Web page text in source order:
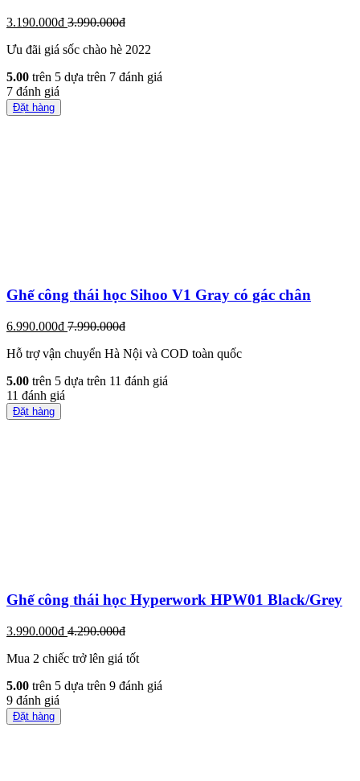
3.190.000đ 3.990.000đ
Ưu đãi giá sốc chào hè 2022
5.00 trên 5 dựa trên 7 đánh giá
7 đánh giá
Đặt hàng
Ghế công thái học Sihoo V1 Gray có gác chân
6.990.000đ 7.990.000đ
Hỗ trợ vận chuyển Hà Nội và COD toàn quốc
5.00 trên 5 dựa trên 11 đánh giá
11 đánh giá
Đặt hàng
Ghế công thái học Hyperwork HPW01 Black/Grey
3.990.000đ 4.290.000đ
Mua 2 chiếc trở lên giá tốt
5.00 trên 5 dựa trên 9 đánh giá
9 đánh giá
Đặt hàng